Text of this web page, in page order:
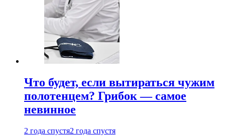
Что будет, если вытираться чужим
полотенцем? Грибок — самое
невинное
2 года спустя2 года спустя